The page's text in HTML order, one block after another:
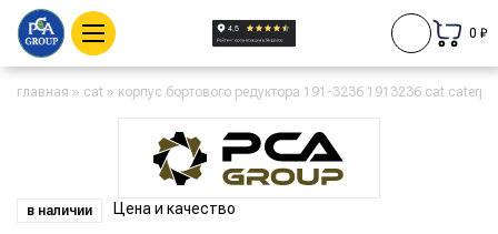
0 ₽
главная » cat » корпус бортового редуктора 191-3236 1913236 cat
в наличии Цена и качество